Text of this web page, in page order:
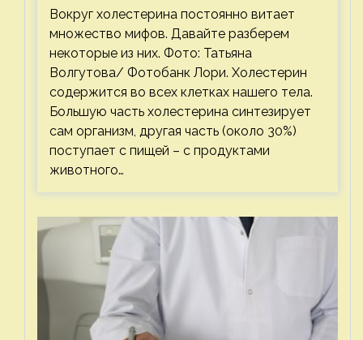
Вокруг холестерина постоянно витает
множество мифов. Давайте разберем
некоторые из них. Фото: Татьяна
Волгутова/ Фотобанк Лори. Холестерин
содержится во всех клетках нашего тела.
Большую часть холестерина синтезирует
сам организм, другая часть (около 30%)
поступает с пищей – с продуктами
животного…